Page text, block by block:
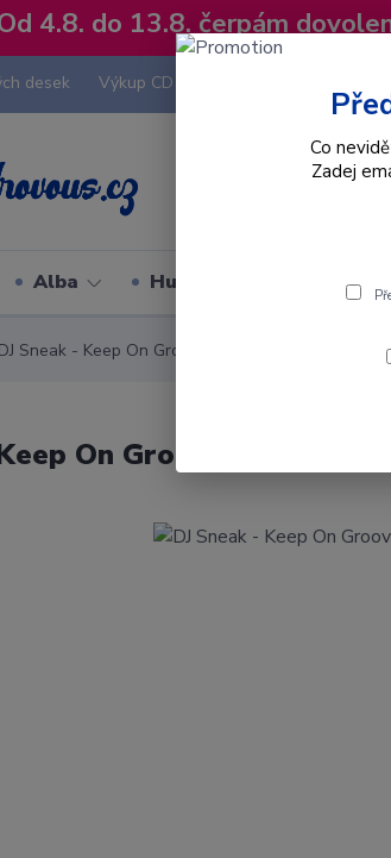
4.8. do 13.8. čerpám
desek Výkup CD
Alba Hudební styly
DJ Sneak - Keep On Groovin' - CD Singl
On Groovin' - CD Singl
Co
Zadej